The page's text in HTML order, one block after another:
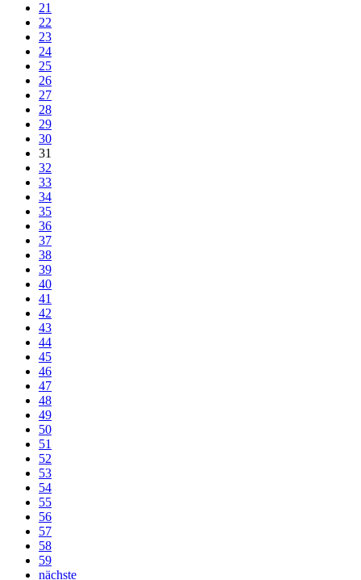
21
22
23
24
25
26
27
28
29
30
31
32
33
34
35
36
37
38
39
40
41
42
43
44
45
46
47
48
49
50
51
52
53
54
55
56
57
58
59
nächste